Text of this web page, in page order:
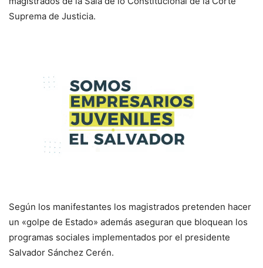
Suprema de Justicia.
Según los manifestantes los magistrados pretenden hacer
un «golpe de Estado» además aseguran que bloquean los
programas sociales implementados por el presidente
Salvador Sánchez Cerén.